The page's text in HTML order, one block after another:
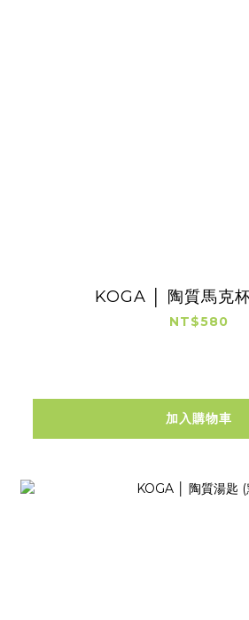
KOGA │ 陶質馬克
NT$580
加入購物車